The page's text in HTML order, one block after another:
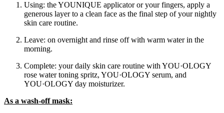
Using: the YOUNIQUE applicator or your fingers, apply a
generous layer to a clean face as the final step of your nightly
skin care routine.
Leave: on overnight and rinse off with warm water in the
morning.
Complete: your daily skin care routine with YOU·OLOGY
rose water toning spritz, YOU·OLOGY serum, and
YOU·OLOGY day moisturizer.
As a wash-off mask: